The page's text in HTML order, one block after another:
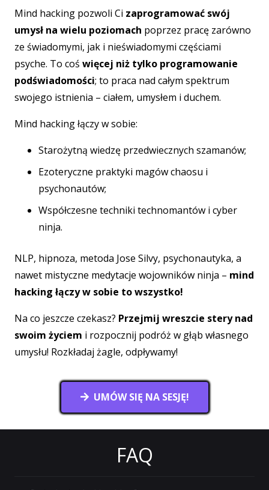
Mind hacking pozwoli Ci zaprogramować swój
umysł na wielu poziomach poprzez pracę zarówno
ze świadomymi, jak i nieświadomymi częściami
psyche. To coś więcej niż tylko programowanie
podświadomości; to praca nad całym spektrum
swojego istnienia – ciałem, umysłem i duchem.
Mind hacking łączy w sobie:
Starożytną wiedzę przedwiecznych szamanów;
Ezoteryczne praktyki magów chaosu i
psychonautów;
Współczesne techniki technomantów i cyber
ninja.
NLP, hipnoza, metoda Jose Silvy, psychonautyka, a
nawet mistyczne medytacje wojowników ninja – mind
hacking łączy w sobie to wszystko!
Na co jeszcze czekasz? Przejmij wreszcie stery nad
swoim życiem i rozpocznij podróż w głąb własnego
umysłu! Rozkładaj żagle, odpływamy!
UMÓW SIĘ NA SESJĘ!
FAQ